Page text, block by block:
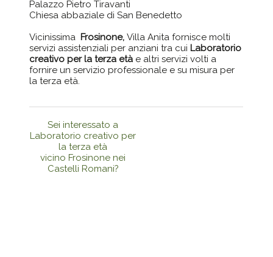
Palazzo Pietro Tiravanti
Chiesa abbaziale di San Benedetto
Vicinissima Frosinone, Villa Anita fornisce molti
servizi assistenziali per anziani tra cui Laboratorio
creativo per la terza età e altri servizi volti a
fornire un servizio professionale e su misura per
la terza età.
Sei interessato a
Laboratorio creativo per
la terza età
vicino Frosinone nei
Castelli Romani?